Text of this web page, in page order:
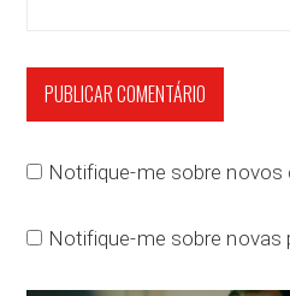
Notifique-me sobre novos
Notifique-me sobre novas